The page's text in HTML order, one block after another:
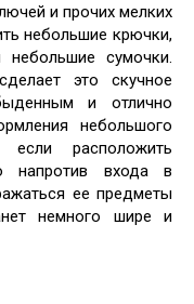
и прочих мелких
небольшие крючки,
сумочки.
это скучное
и отлично
небольшого
расположить
напротив входа в
ее предметы
немного шире и